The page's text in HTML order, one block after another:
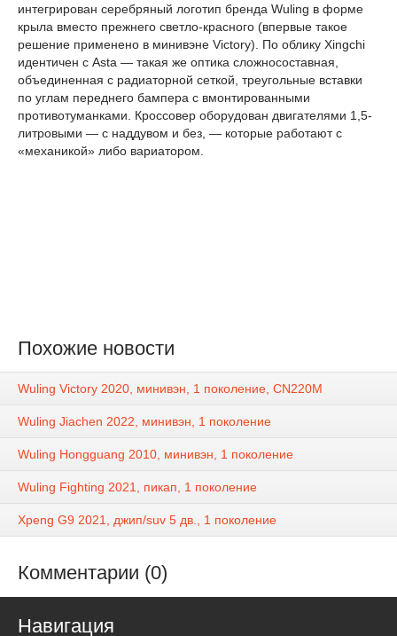
интегрирован серебряный логотип бренда Wuling в форме
крыла вместо прежнего светло-красного (впервые такое
решение применено в минивэне Victory). По облику Xingchi
идентичен с Asta — такая же оптика сложносоставная,
объединенная с радиаторной сеткой, треугольные вставки
по углам переднего бампера с вмонтированными
противотуманками. Кроссовер оборудован двигателями 1,5-
литровыми — с наддувом и без, — которые работают с
«механикой» либо вариатором.
Похожие новости
Wuling Victory 2020, минивэн, 1 поколение, CN220M
Wuling Jiachen 2022, минивэн, 1 поколение
Wuling Hongguang 2010, минивэн, 1 поколение
Wuling Fighting 2021, пикап, 1 поколение
Xpeng G9 2021, джип/suv 5 дв., 1 поколение
Комментарии (0)
Навигация